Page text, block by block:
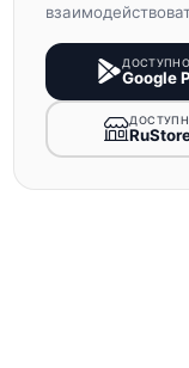
Google